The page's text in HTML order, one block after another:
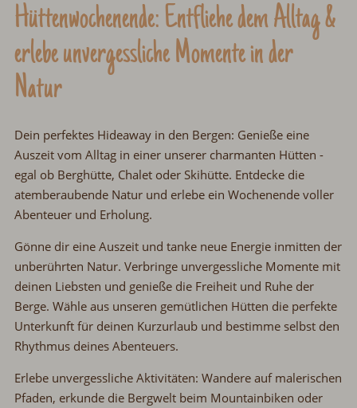
Hüttenwochenende: Entfliehe dem Alltag &
erlebe unvergessliche Momente in der
Natur
Dein perfektes Hideaway in den Bergen: Genieße eine
Auszeit vom Alltag in einer unserer charmanten Hütten -
egal ob Berghütte, Chalet oder Skihütte. Entdecke die
atemberaubende Natur und erlebe ein Wochenende voller
Abenteuer und Erholung.
Gönne dir eine Auszeit und tanke neue Energie inmitten der
unberührten Natur.Verbringe unvergessliche Momente mit
deinen Liebsten und genieße die Freiheit und Ruhe der
Berge.Wähle aus unseren gemütlichen Hütten die perfekte
Unterkunft für deinen Kurzurlaub und bestimme selbst den
Rhythmus deines Abenteuers.
Erlebe unvergessliche Aktivitäten: Wandere auf malerischen
Pfaden, erkunde die Bergwelt beim Mountainbiken oder